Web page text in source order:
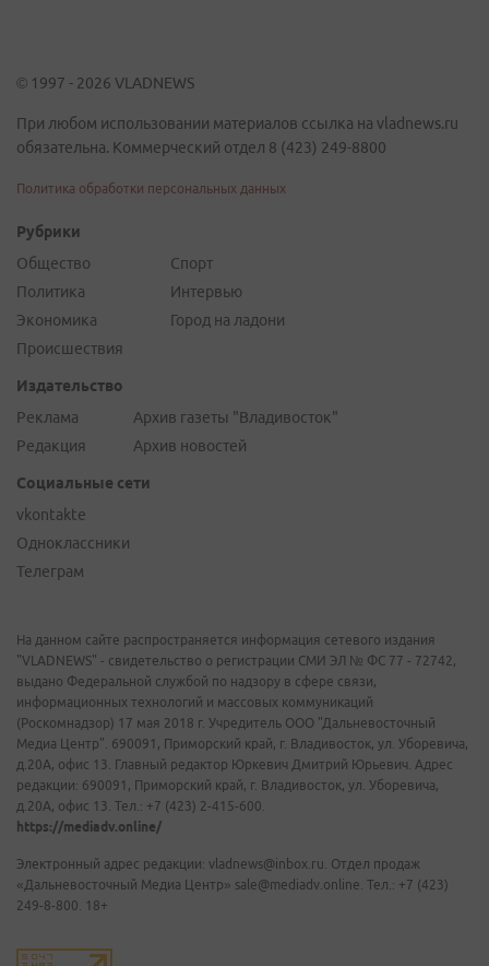
© 1997 - 2026 VLADNEWS
При любом использовании материалов ссылка на vladnews.ru
обязательна. Коммерческий отдел 8 (423) 249-8800
Политика обработки персональных данных
Рубрики
Общество
Политика
Экономика
Происшествия
Спорт
Интервью
Город на ладони
Издательство
Реклама
Редакция
Архив газеты "Владивосток"
Архив новостей
Социальные сети
vkontakte
Одноклассники
Телеграм
На данном сайте распространяется информация сетевого издания
"VLADNEWS" - свидетельство о регистрации СМИ ЭЛ № ФС 77 - 72742,
выдано Федеральной службой по надзору в сфере связи,
информационных технологий и массовых коммуникаций
(Роскомнадзор) 17 мая 2018 г. Учредитель ООО "Дальневосточный
Медиа Центр". 690091, Приморский край, г. Владивосток, ул. Уборевича,
д.20А, офис 13. Главный редактор Юркевич Дмитрий Юрьевич. Адрес
редакции: 690091, Приморский край, г. Владивосток, ул. Уборевича,
д.20А, офис 13. Тел.: +7 (423) 2-415-600.
https://mediadv.online/
Электронный адрес редакции: vladnews@inbox.ru. Отдел продаж
«Дальневосточный Медиа Центр» sale@mediadv.online. Тел.: +7 (423)
249-8-800. 18+